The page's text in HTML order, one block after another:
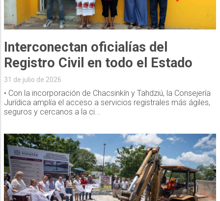
Interconectan oficialías del
Registro Civil en todo el Estado
31 de julio de 2026
• Con la incorporación de Chacsinkín y Tahdziú, la Consejería
Jurídica amplía el acceso a servicios registrales más ágiles,
seguros y cercanos a la ci...